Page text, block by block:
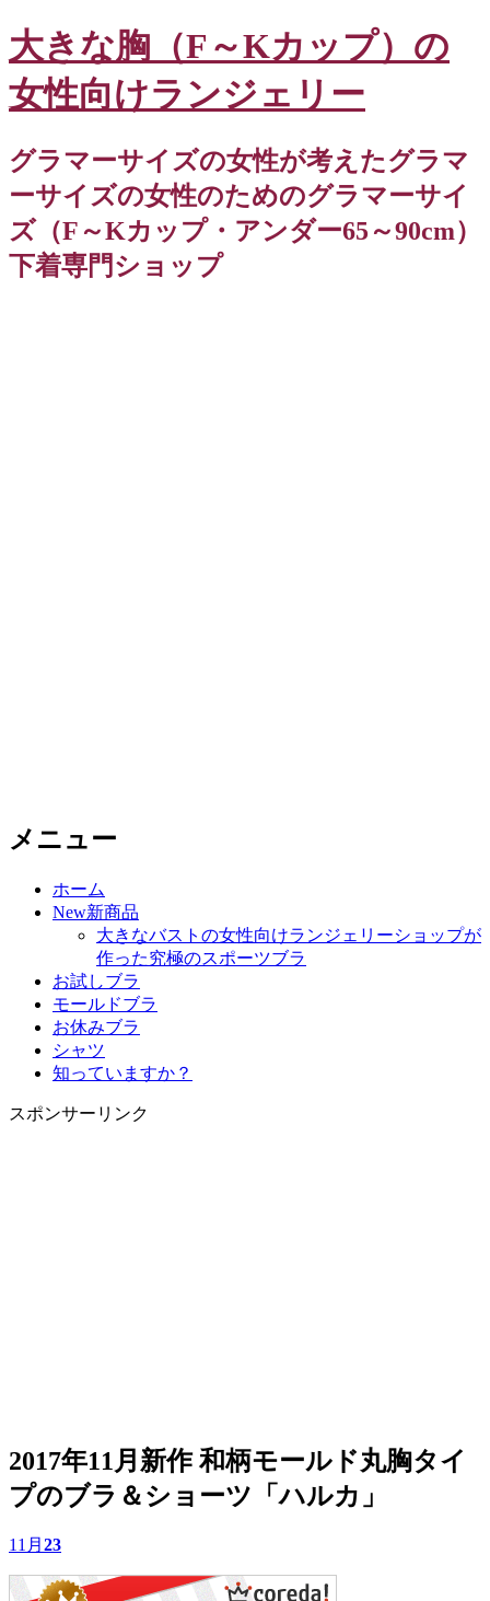
大きな胸（F～Kカップ）の
女性向けランジェリー
グラマーサイズの女性が考えたグラマ
ーサイズの女性のためのグラマーサイ
ズ（F～Kカップ・アンダー65～90cm）
下着専門ショップ
メニュー
ホーム
New新商品
大きなバストの女性向けランジェリーショップが
作った究極のスポーツブラ
お試しブラ
モールドブラ
お休みブラ
シャツ
知っていますか？
スポンサーリンク
2017年11月新作 和柄モールド丸胸タイ
プのブラ＆ショーツ「ハルカ」
11月 23